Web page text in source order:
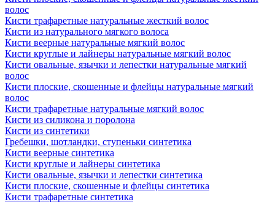
волос
Кисти трафаретные натуральные жесткий волос
Кисти из натурального мягкого волоса
Кисти веерные натуральные мягкий волос
Кисти круглые и лайнеры натуральные мягкий волос
Кисти овальные, язычки и лепестки натуральные мягкий
волос
Кисти плоские, скошенные и флейцы натуральные мягкий
волос
Кисти трафаретные натуральные мягкий волос
Кисти из силикона и поролона
Кисти из синтетики
Гребешки, шотландки, ступеньки синтетика
Кисти веерные синтетика
Кисти круглые и лайнеры синтетика
Кисти овальные, язычки и лепестки синтетика
Кисти плоские, скошенные и флейцы синтетика
Кисти трафаретные синтетика